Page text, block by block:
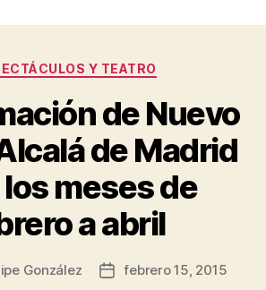
Categorías
Y TEATRO
de Nuevo
de Madrid
meses de
a abril
González
Fechafebrero 15, 2015